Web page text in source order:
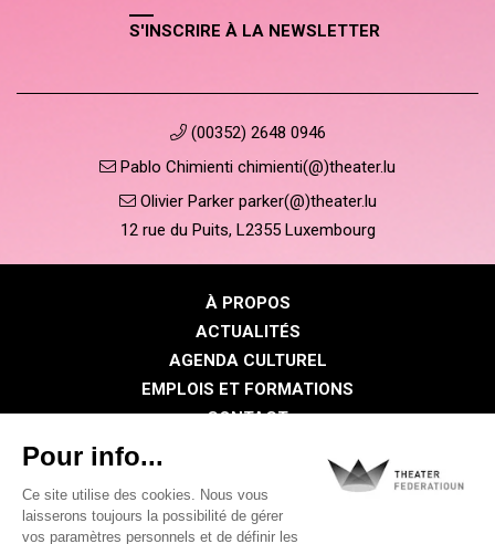
S'INSCRIRE À LA NEWSLETTER
(00352) 2648 0946
Pablo Chimienti chimienti(@)theater.lu
Olivier Parker parker(@)theater.lu
12 rue du Puits, L2355 Luxembourg
À PROPOS
ACTUALITÉS
AGENDA CULTUREL
EMPLOIS ET FORMATIONS
CONTACT
Politique de confidentialité